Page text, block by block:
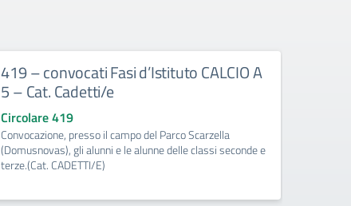
419 – convocati Fasi d’Istituto CALCIO A
5 – Cat. Cadetti/e
Circolare 419
Convocazione, presso il campo del Parco Scarzella
(Domusnovas), gli alunni e le alunne delle classi seconde e
terze.(Cat. CADETTI/E)